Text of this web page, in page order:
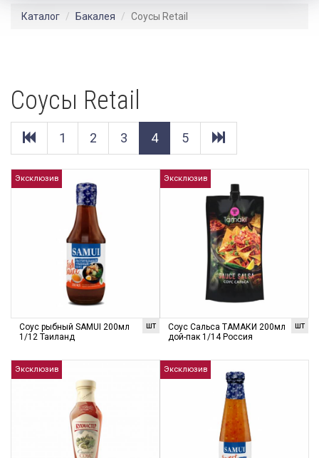
Каталог Бакалея Соусы Retail
Соусы Retail
1 2 3 4 5
Эксклюзив
шт
Соус рыбный SAMUI 200мл
1/12 Таиланд
Эксклюзив
шт
Соус Сальса ТАМАКИ 200мл
дой-пак 1/14 Россия
Эксклюзив Эксклюзив